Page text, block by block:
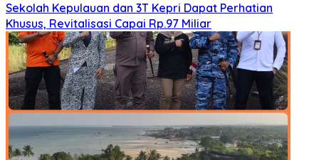
Sekolah Kepulauan dan 3T Kepri Dapat Perhatian
Khusus, Revitalisasi Capai Rp.97 Miliar